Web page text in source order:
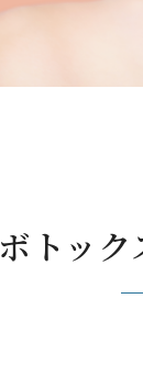
ボトック